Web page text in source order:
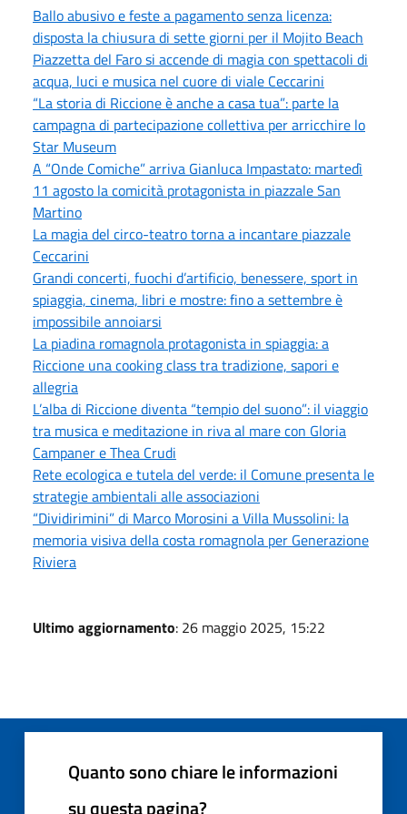
Ballo abusivo e feste a pagamento senza licenza:
disposta la chiusura di sette giorni per il Mojito Beach
Piazzetta del Faro si accende di magia con spettacoli di
acqua, luci e musica nel cuore di viale Ceccarini
“La storia di Riccione è anche a casa tua”: parte la
campagna di partecipazione collettiva per arricchire lo
Star Museum
A “Onde Comiche” arriva Gianluca Impastato: martedì
11 agosto la comicità protagonista in piazzale San
Martino
La magia del circo-teatro torna a incantare piazzale
Ceccarini
Grandi concerti, fuochi d’artificio, benessere, sport in
spiaggia, cinema, libri e mostre: fino a settembre è
impossibile annoiarsi
La piadina romagnola protagonista in spiaggia: a
Riccione una cooking class tra tradizione, sapori e
allegria
L’alba di Riccione diventa “tempio del suono”: il viaggio
tra musica e meditazione in riva al mare con Gloria
Campaner e Thea Crudi
Rete ecologica e tutela del verde: il Comune presenta le
strategie ambientali alle associazioni
“Dividirimini” di Marco Morosini a Villa Mussolini: la
memoria visiva della costa romagnola per Generazione
Riviera
Ultimo aggiornamento: 26 maggio 2025, 15:22
Quanto sono chiare le informazioni
su questa pagina?